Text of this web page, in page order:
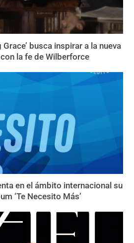
Grace’ busca inspirar a la nueva
la fe de Wilberforce
en el ámbito internacional su
‘Te Necesito Más’